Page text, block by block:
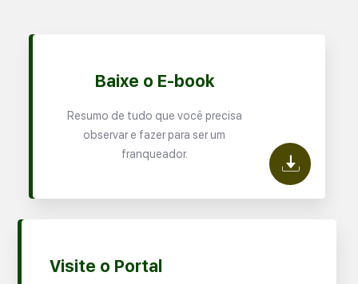
Baixe o E-book
Resumo de tudo que você precisa
observar e fazer para ser um
franqueador.
Visite o Portal